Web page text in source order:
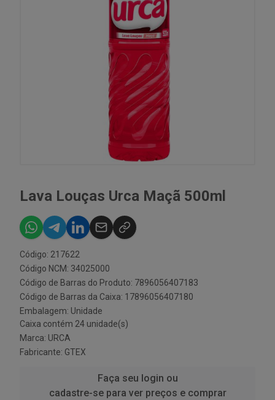
Lava Louças Urca Maçã 500ml
Código: 217622
Código NCM: 34025000
Código de Barras do Produto: 7896056407183
Código de Barras da Caixa: 17896056407180
Embalagem: Unidade
Caixa contém 24 unidade(s)
Marca: URCA
Fabricante: GTEX
Faça seu login ou
cadastre-se para ver preços e comprar